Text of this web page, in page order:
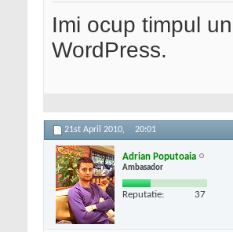
Imi ocup timpul
WordPress.
21st April 2010, 20:01
Adrian Poputoaia
Ambasador
Reputatie: 37